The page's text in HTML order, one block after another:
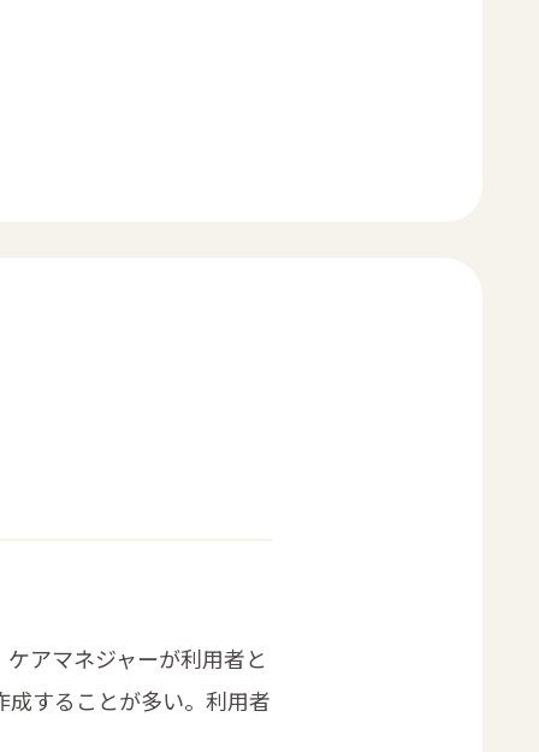
アマネジャーが利用者と
することが多い。利用者